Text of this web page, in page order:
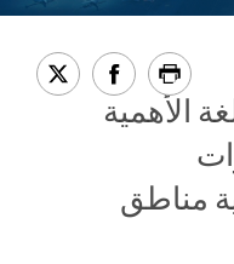
الأهمية
مناطق